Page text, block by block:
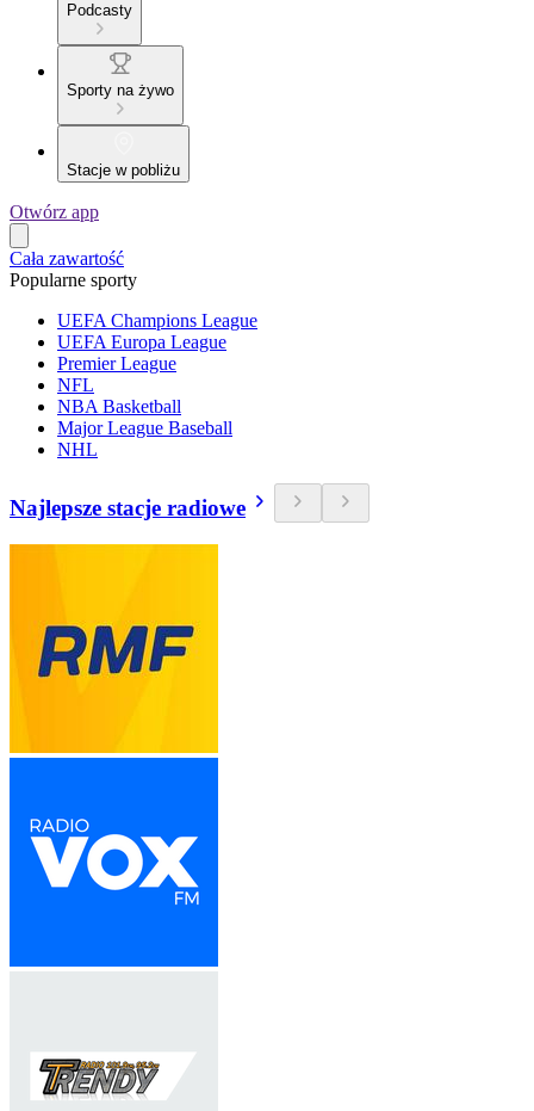
Podcasty
Sporty na żywo
Stacje w pobliżu
Otwórz app
Cała zawartość
Popularne sporty
UEFA Champions League
UEFA Europa League
Premier League
NFL
NBA Basketball
Major League Baseball
NHL
Najlepsze stacje radiowe